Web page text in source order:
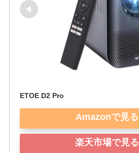
ETOE D2 Pro
Amazonで見る
楽天市場で見る